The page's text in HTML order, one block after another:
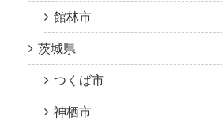
館林市
茨城県
つくば市
神栖市